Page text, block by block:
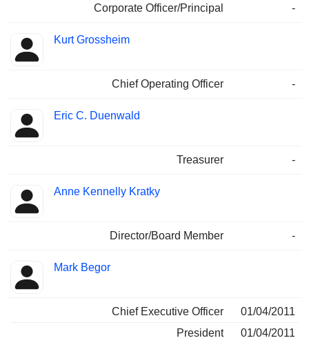
Corporate Officer/Principal
-
Kurt Grossheim
Chief Operating Officer -
Eric C. Duenwald
Treasurer -
Anne Kennelly Kratky
Director/Board Member -
Mark Begor
Chief Executive Officer
01/04/2011
President
01/04/2011